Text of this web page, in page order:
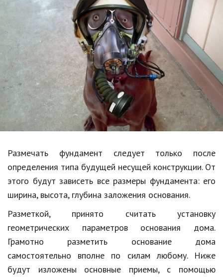
Россия
Наука и техника
Политика
Образование
В мире
Культура
Авто, мото
Спорт
Знаменитости
Статьи
Обзоры
Рецепты
Красота и здоровье
Размечать фундамент следует только после
определения типа будущей несущей конструкции. От
этого будут зависеть все размеры фундамента: его
ширина, высота, глубина заложения основания.
Разметкой, принято считать установку
геометрических параметров основания дома.
Грамотно разметить основание дома
самостоятельно вполне по силам любому. Ниже
будут изложены основные приемы, с помощью